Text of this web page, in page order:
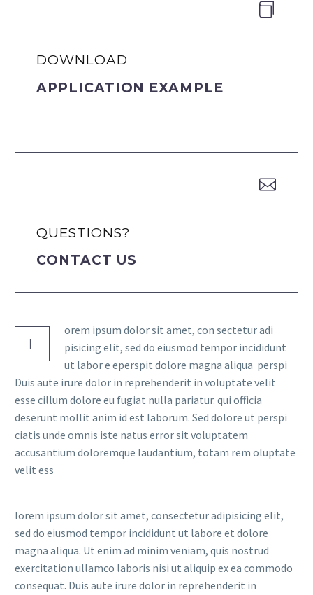


DOWNLOAD
APPLICATION EXAMPLE


QUESTIONS?
CONTACT US
L
orem ipsum dolor sit amet, con sectetur adi
pisicing elit, sed do eiusmod tempor incididunt
ut labor e eperspit dolore magna aliqua perspi
Duis aute irure dolor in reprehenderit in voluptate velit
esse cillum dolore eu fugiat nulla pariatur. qui officia
deserunt mollit anim id est laborum. Sed dolore ut perspi
ciatis unde omnis iste natus error sit voluptatem
accusantium doloremque laudantium, totam rem oluptate
velit ess
lorem ipsum dolor sit amet, consectetur adipisicing elit,
sed do eiusmod tempor incididunt ut labore et dolore
magna aliqua. Ut enim ad minim veniam, quis nostrud
exercitation ullamco laboris nisi ut aliquip ex ea commodo
consequat. Duis aute irure dolor in reprehenderit in